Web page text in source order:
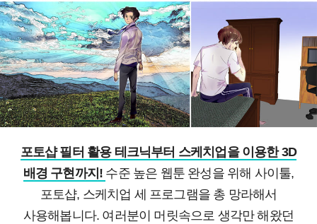
포토샵 필터 활용 테크닉부터 스케치업을 이용한 3D
배경 구현까지! 수준 높은 웹툰 완성을 위해 사이툴,
포토샵, 스케치업 세 프로그램을 총 망라해서
사용해봅니다. 여러분이 머릿속으로 생각만 해왔던